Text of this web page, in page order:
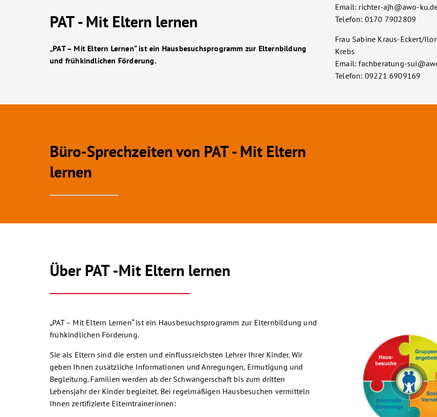
PAT - Mit Eltern lernen
„PAT – Mit Eltern Lernen“ ist ein Hausbesuchsprogramm zur Elternbildung
und frühkindlichen Förderung.
Email: richter-ajh@awo-
Telefon: 0170 7902809
Frau Sabine Kraus-Eckert/
Krebs
Email: fachberatung-
Telefon: 09221 6909169
Büro-Sprechzeiten von PAT - Mit Eltern
lernen
Über PAT -Mit Eltern lernen
„PAT – Mit Eltern Lernen“ ist ein Hausbesuchsprogramm zur Elternbildung und
frühkindlichen Förderung.
Sie als Eltern sind die ersten und einflussreichsten Lehrer Ihrer Kinder. Wir
geben Ihnen zusätzliche Informationen und Anregungen, Ermutigung und
Begleitung. Familien werden ab der Schwangerschaft bis zum dritten
Lebensjahr der Kinder begleitet. Bei regelmäßigen Hausbesuchen vermitteln
Ihnen zertifizierte Elterntrainerinnen: